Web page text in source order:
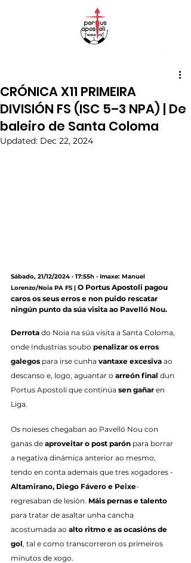
CRÓNICA X11 PRIMEIRA
DIVISIÓN FS (ISC 5–3 NPA) | De
baleiro de Santa Coloma
Updated: Dec 22, 2024
Sábado, 21/12/2024 · 17:55h · Imaxe: Manuel
Lorenzo/Noia PA FS | O Portus Apostoli pagou
caros os seus erros e non puido rescatar
ningún punto da súa visita ao Pavelló Nou.
Derrota do Noia na súa visita a Santa Coloma,
onde Industrias soubo penalizar os erros
galegos para irse cunha vantaxe excesiva ao
descanso e, logo, aguantar o arreón final dun
Portus Apostoli que continúa sen gañar en
Liga.
Os noieses chegaban ao Pavelló Nou con
ganas de aproveitar o post parón para borrar
a negativa dinámica anterior ao mesmo,
tendo en conta ademais que tres xogadores -
Altamirano, Diego Fávero e Peixe-
regresaban de lesión. Máis pernas e talento
para tratar de asaltar unha cancha
acostumada ao alto ritmo e as ocasións de
gol, tal e como transcorreron os primeiros
minutos de xogo.